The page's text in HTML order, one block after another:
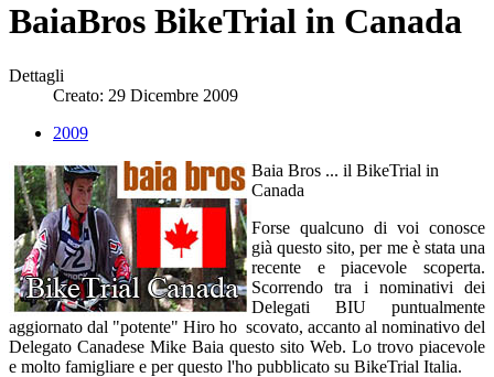
BaiaBros BikeTrial in Canada
Dettagli
Creato: 29 Dicembre 2009
2009
Baia Bros ... il BikeTrial in
Canada
Forse qualcuno di voi conosce
già questo sito, per me è stata una
recente e piacevole scoperta.
Scorrendo tra i nominativi dei
Delegati BIU puntualmente
aggiornato dal "potente" Hiro ho scovato, accanto al nominativo del
Delegato Canadese Mike Baia questo sito Web. Lo trovo piacevole
e molto famigliare e per questo l'ho pubblicato su BikeTrial Italia.